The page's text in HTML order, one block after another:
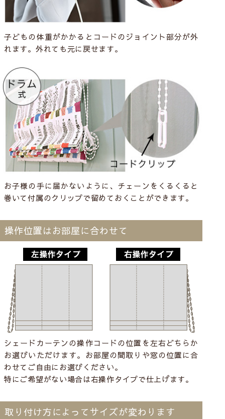
子どもの体重がかかるとコードのジョイント部分が外
れます。外れても元に戻せます。
お子様の手に届かないように、チェーンをくるくると
巻いて付属のクリップで留めておくことができます。
操作位置はお部屋に合わせて
シェードカーテンの操作コードの位置を左右どちらか
お選びいただけます。お部屋の間取りや窓の位置に合
わせてご自由にお選びください。
特にご希望がない場合は右操作タイプで仕上げます。
取り付け方によってサイズが変わります